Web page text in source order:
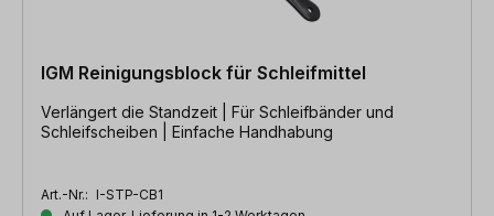
IGM Reinigungsblock für Schleifmittel
Verlängert die Standzeit | Für Schleifbänder und
Schleifscheiben | Einfache Handhabung
Art.-Nr.: I-STP-CB1